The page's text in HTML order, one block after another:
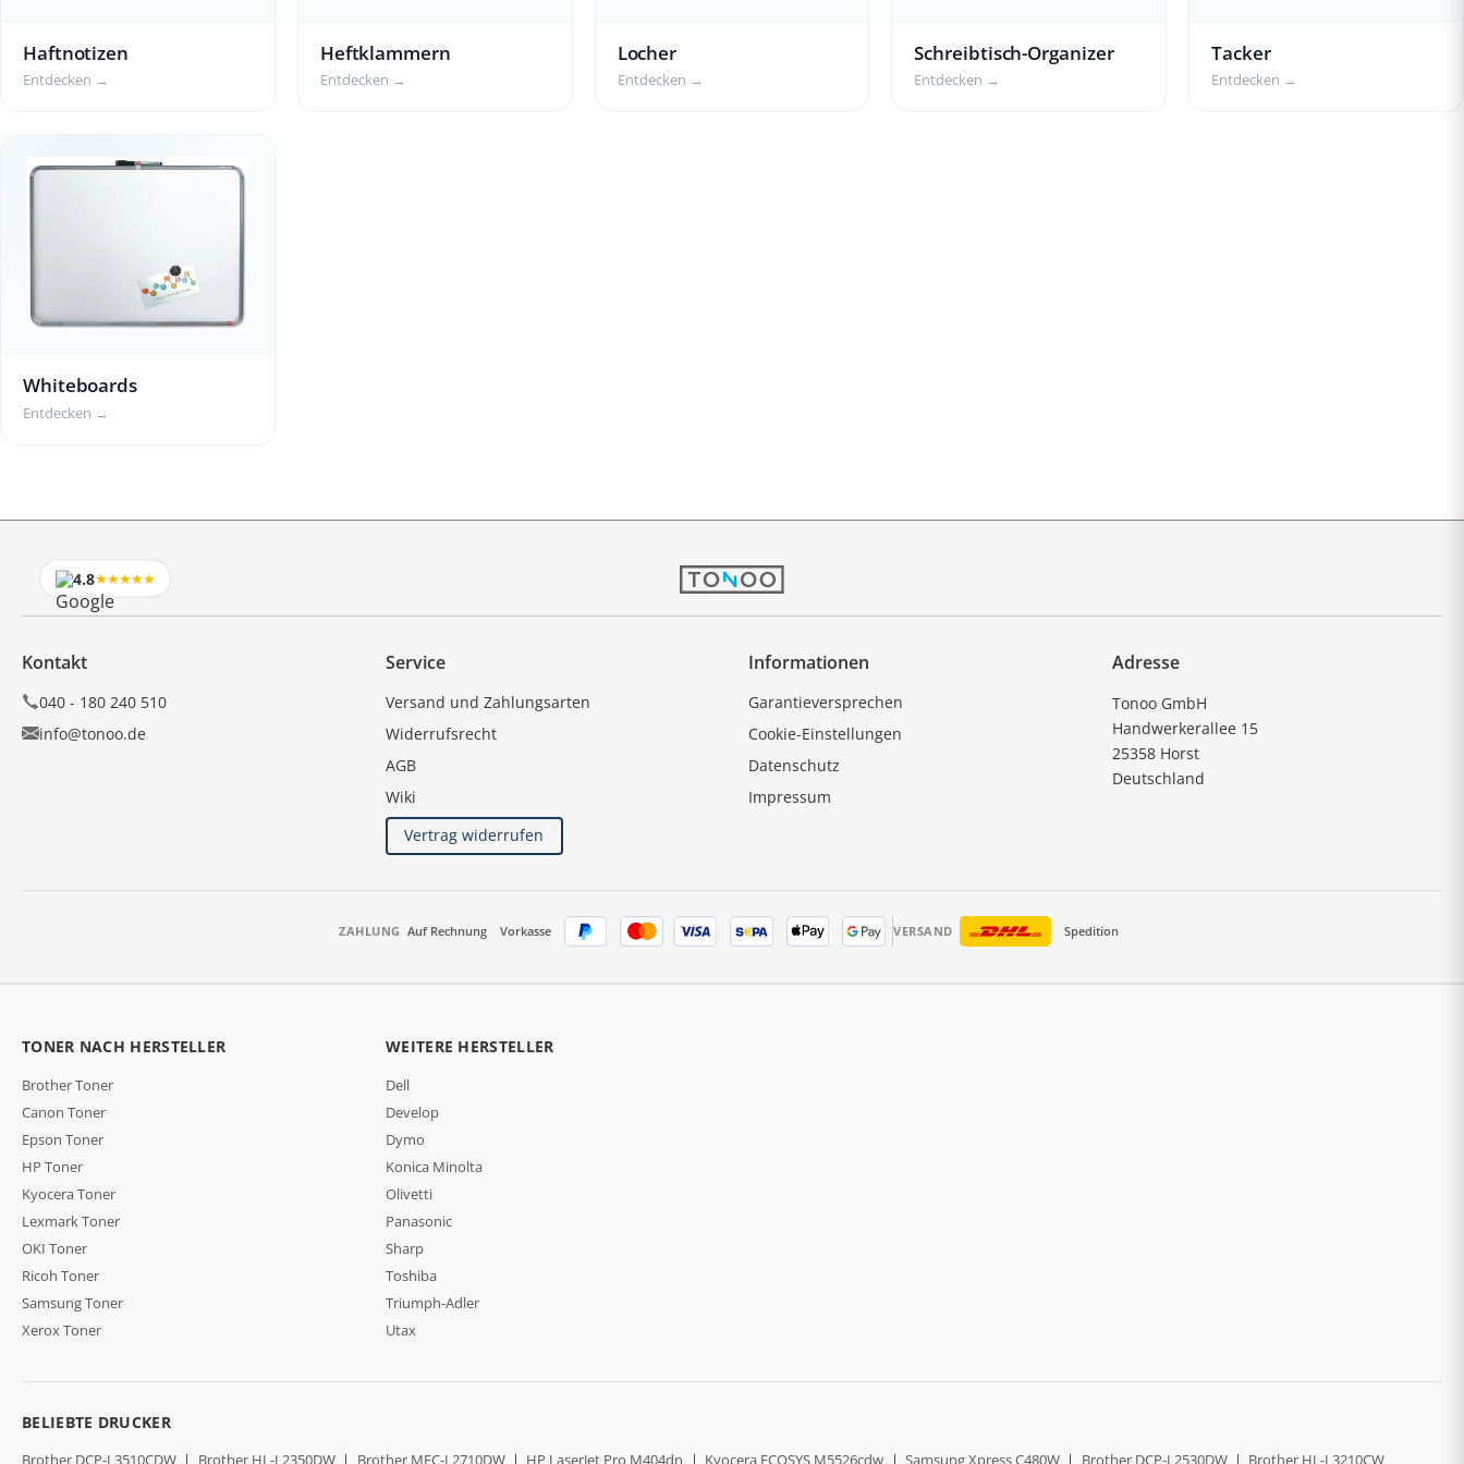
Haftnotizen
Entdecken →
Heftklammern
Entdecken →
Locher
Entdecken →
Schreibtisch-Organizer
Entdecken →
Tacker
Entdecken →
Whiteboards
Entdecken →
4.8★★★★★
Kontakt
040 - 180 240 510
info@tonoo.de
Service
Versand und Zahlungsarten
Widerrufsrecht
AGB
Wiki
Vertrag widerrufen
Informationen
Garantieversprechen
Cookie-Einstellungen
Datenschutz
Impressum
Adresse
Tonoo GmbH
Handwerkerallee 15
25358 Horst
Deutschland
ZAHLUNG Auf Rechnung Vorkasse VERSAND Spedition
TONER NACH HERSTELLER
Brother Toner
Canon Toner
Epson Toner
HP Toner
Kyocera Toner
Lexmark Toner
OKI Toner
Ricoh Toner
Samsung Toner
Xerox Toner
WEITERE HERSTELLER
Dell
Develop
Dymo
Konica Minolta
Olivetti
Panasonic
Sharp
Toshiba
Triumph-Adler
Utax
BELIEBTE DRUCKER
Brother DCP-L3510CDW | Brother HL-L2350DW | Brother MFC-L2710DW | HP LaserJet Pro M404dn | Kyocera ECOSYS M5526cdw | Samsung Xpress C480W | Brother DCP-L2530DW | Brother HL-L3210CW